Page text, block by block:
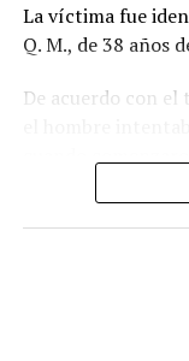
La víctima fue
Q. M., de 38 años
De acuerdo con
árbol con una